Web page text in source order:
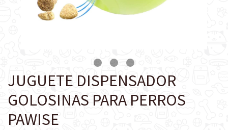
JUGUETE DISPENSADOR
GOLOSINAS PARA PERROS
PAWISE